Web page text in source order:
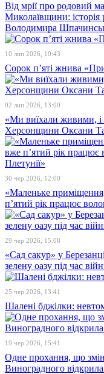
Від мрії про родовий
Миколаївщини:
Володимира
10 лип 2026, 10:43
Сорок п’яті жнива
02 лип 2026, 13:00
«Ми виїхали живими, і
Херсонщини Оксани
30 чер 2026, 12:00
«Маленьке
п’ятий рік працює
29 чер 2026, 15:08
«Сад сакур» у
зелену оазу під час
25 чер 2026, 13:41
Шалені бджілки:
19 чер 2026, 15:41
Одне прохання, що
Виноградного